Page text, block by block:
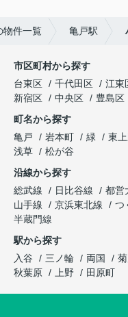
物件一覧 亀戸駅
市区町村から探す
台東区
千代田区 江東
新宿区
中央区 豊島区
町名から探す
亀戸
岩本町 緑 東
浅草
松が谷
沿線から探す
総武線
日比谷線 都営
山手線
京浜東北線 つ
半蔵門線
駅から探す
入谷
三ノ輪 両国 菊
秋葉原
上野 田原町